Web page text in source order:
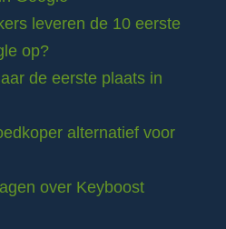
leveren de 10 eerste
op?
de eerste plaats in
alternatief voor
over Keyboost